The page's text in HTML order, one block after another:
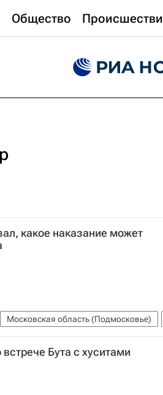
Общество
какое наказание может
Московская область (Подмосковье)
Бойкова Домодедово (аэропорт)
Бута с хуситами